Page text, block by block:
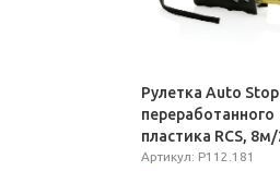
Рулетка Auto
переработанного
пластика RCS,
Артикул: P112.181